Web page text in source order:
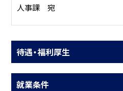
人事課 宛
待遇・福利厚生
就業条件